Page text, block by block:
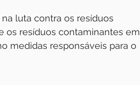
luta contra os resíduos
os resíduos contaminantes em
medidas responsáveis para o